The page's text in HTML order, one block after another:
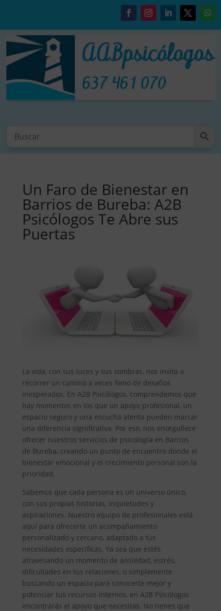
Un Faro de Bienestar en
Barrios de Bureba: A2B
Psicólogos Te Abre sus
Puertas
La vida, con sus luces y sus sombras, nos invita a
recorrer un camino a veces lleno de desafíos
inesperados. En A2B Psicólogos, comprendemos que
hay momentos en los que un apoyo profesional, un
espacio seguro y una escucha atenta pueden marcar
una diferencia significativa. Por eso, nos enorgullece
ofrecer nuestros servicios de psicología en Barrios
de Bureba, creando un punto de encuentro donde el
bienestar emocional y el crecimiento personal son la
prioridad.
Sabemos que cada persona es un universo único,
con sus propias historias, inquietudes y
aspiraciones. Nuestro equipo de profesionales está
aquí para ofrecerte un acompañamiento
personalizado y cercano, adaptado a tus
necesidades específicas. Ya sea que estés
atravesando un momento de ansiedad, estrés,
dificultades en tus relaciones, o simplemente
buscando un espacio para conocerte mejor y
potenciar tus recursos internos, en A2B Psicólogos
encontrarás el apoyo que necesitas. No tienes que